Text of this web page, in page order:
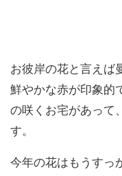
お彼岸の花と言えば
鮮やかな赤が印象的
の咲くお宅があって
す。
今年の花はもうすっ